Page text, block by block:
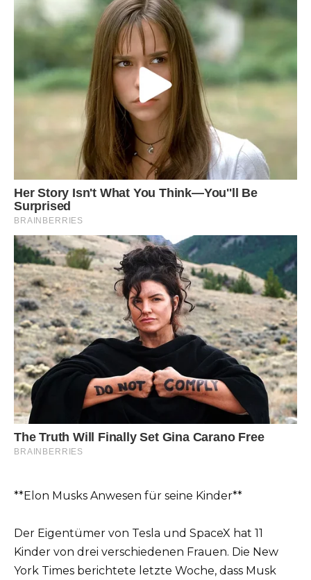
**Elon Musks Anwesen für seine Kinder**
Der Eigentümer von Tesla und SpaceX hat 11
Kinder von drei verschiedenen Frauen. Die New
York Times berichtete letzte Woche, dass Musk